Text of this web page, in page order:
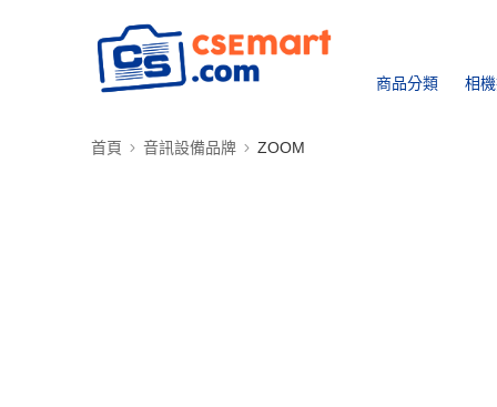
商品分類 相
首頁 音訊設備品牌 ZOOM